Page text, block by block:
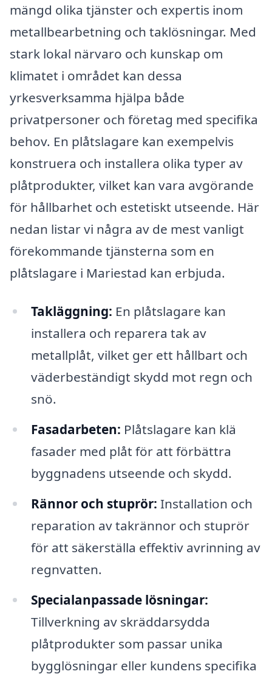
mängd olika tjänster och expertis inom
metallbearbetning och taklösningar. Med
stark lokal närvaro och kunskap om
klimatet i området kan dessa
yrkesverksamma hjälpa både
privatpersoner och företag med specifika
behov. En plåtslagare kan exempelvis
konstruera och installera olika typer av
plåtprodukter, vilket kan vara avgörande
för hållbarhet och estetiskt utseende. Här
nedan listar vi några av de mest vanligt
förekommande tjänsterna som en
plåtslagare i Mariestad kan erbjuda.
Takläggning: En plåtslagare kan
installera och reparera tak av
metallplåt, vilket ger ett hållbart och
väderbeständigt skydd mot regn och
snö.
Fasadarbeten: Plåtslagare kan klä
fasader med plåt för att förbättra
byggnadens utseende och skydd.
Rännor och stuprör: Installation och
reparation av takrännor och stuprör
för att säkerställa effektiv avrinning av
regnvatten.
Specialanpassade lösningar:
Tillverkning av skräddarsydda
plåtprodukter som passar unika
bygglösningar eller kundens specifika